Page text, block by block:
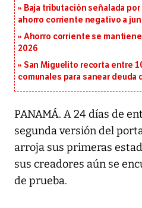
Baja tributación señalada por
ahorro corriente negativo a
Ahorro corriente se
2026
San Miguelito recorta entre
comunales para sanear deuda
PANAMÁ. A 24 días de
segunda versión del
arroja sus primeras
sus creadores aún se
de prueba.